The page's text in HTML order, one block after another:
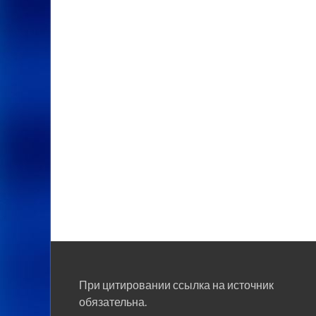
При цитировании ссылка на источник
обязательна.